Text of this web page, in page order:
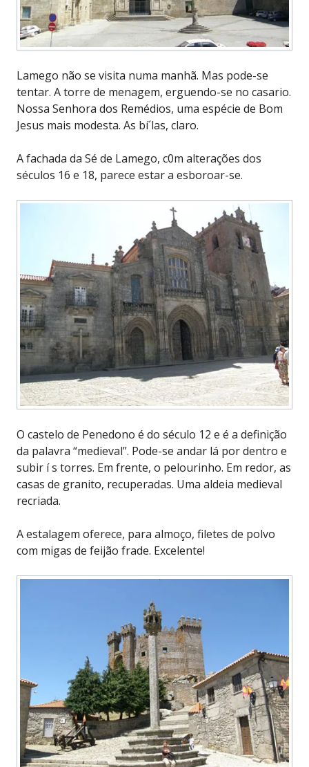
Lamego não se visita numa manhã. Mas pode-se
tentar. A torre de menagem, erguendo-se no casario.
Nossa Senhora dos Remédios, uma espécie de Bom
Jesus mais modesta. As bí´las, claro.
A fachada da Sé de Lamego, c0m alterações dos
séculos 16 e 18, parece estar a esboroar-se.
O castelo de Penedono é do século 12 e é a definição
da palavra “medieval”. Pode-se andar lá por dentro e
subir í s torres. Em frente, o pelourinho. Em redor, as
casas de granito, recuperadas. Uma aldeia medieval
recriada.
A estalagem oferece, para almoço, filetes de polvo
com migas de feijão frade. Excelente!